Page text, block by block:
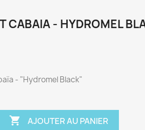
CABAIA - HYDROMEL
- "Hydromel Black"
 AJOUTER AU PANIER